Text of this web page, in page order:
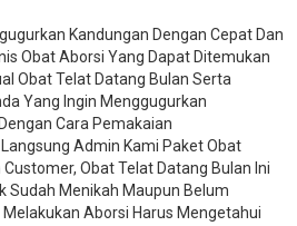
Kandungan Dengan Cepat Dan
Obat Aborsi Yang Dapat Ditemukan
Obat Telat Datang Bulan Serta
Yang Ingin Menggugurkan
Cara Pemakaian
Admin Kami Paket Obat
Obat Telat Datang Bulan Ini
Sudah Menikah Maupun Belum
Aborsi Harus Mengetahui